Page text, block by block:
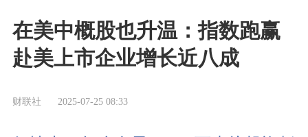
在美中概股也升温：指数跑赢
赴美上市企业增长近八成
财联社 2025-07-25 08:33